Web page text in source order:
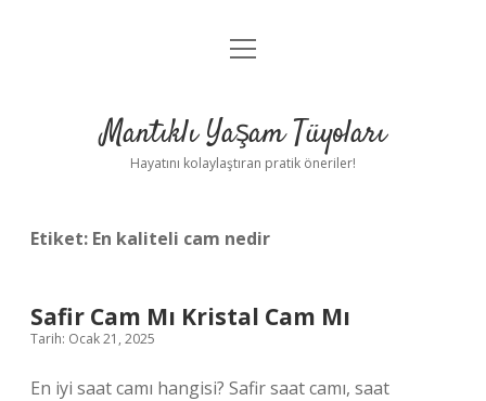
Anasayfa
Yasal Uyarı
menüyü
Mantıklı Yaşam Tüyoları
Hayatını kolaylaştıran pratik öneriler!
Etiket: En kaliteli cam nedir
Safir Cam Mı Kristal Cam Mı
Tarih: Ocak 21, 2025
En iyi saat camı hangisi? Safir saat camı, saat